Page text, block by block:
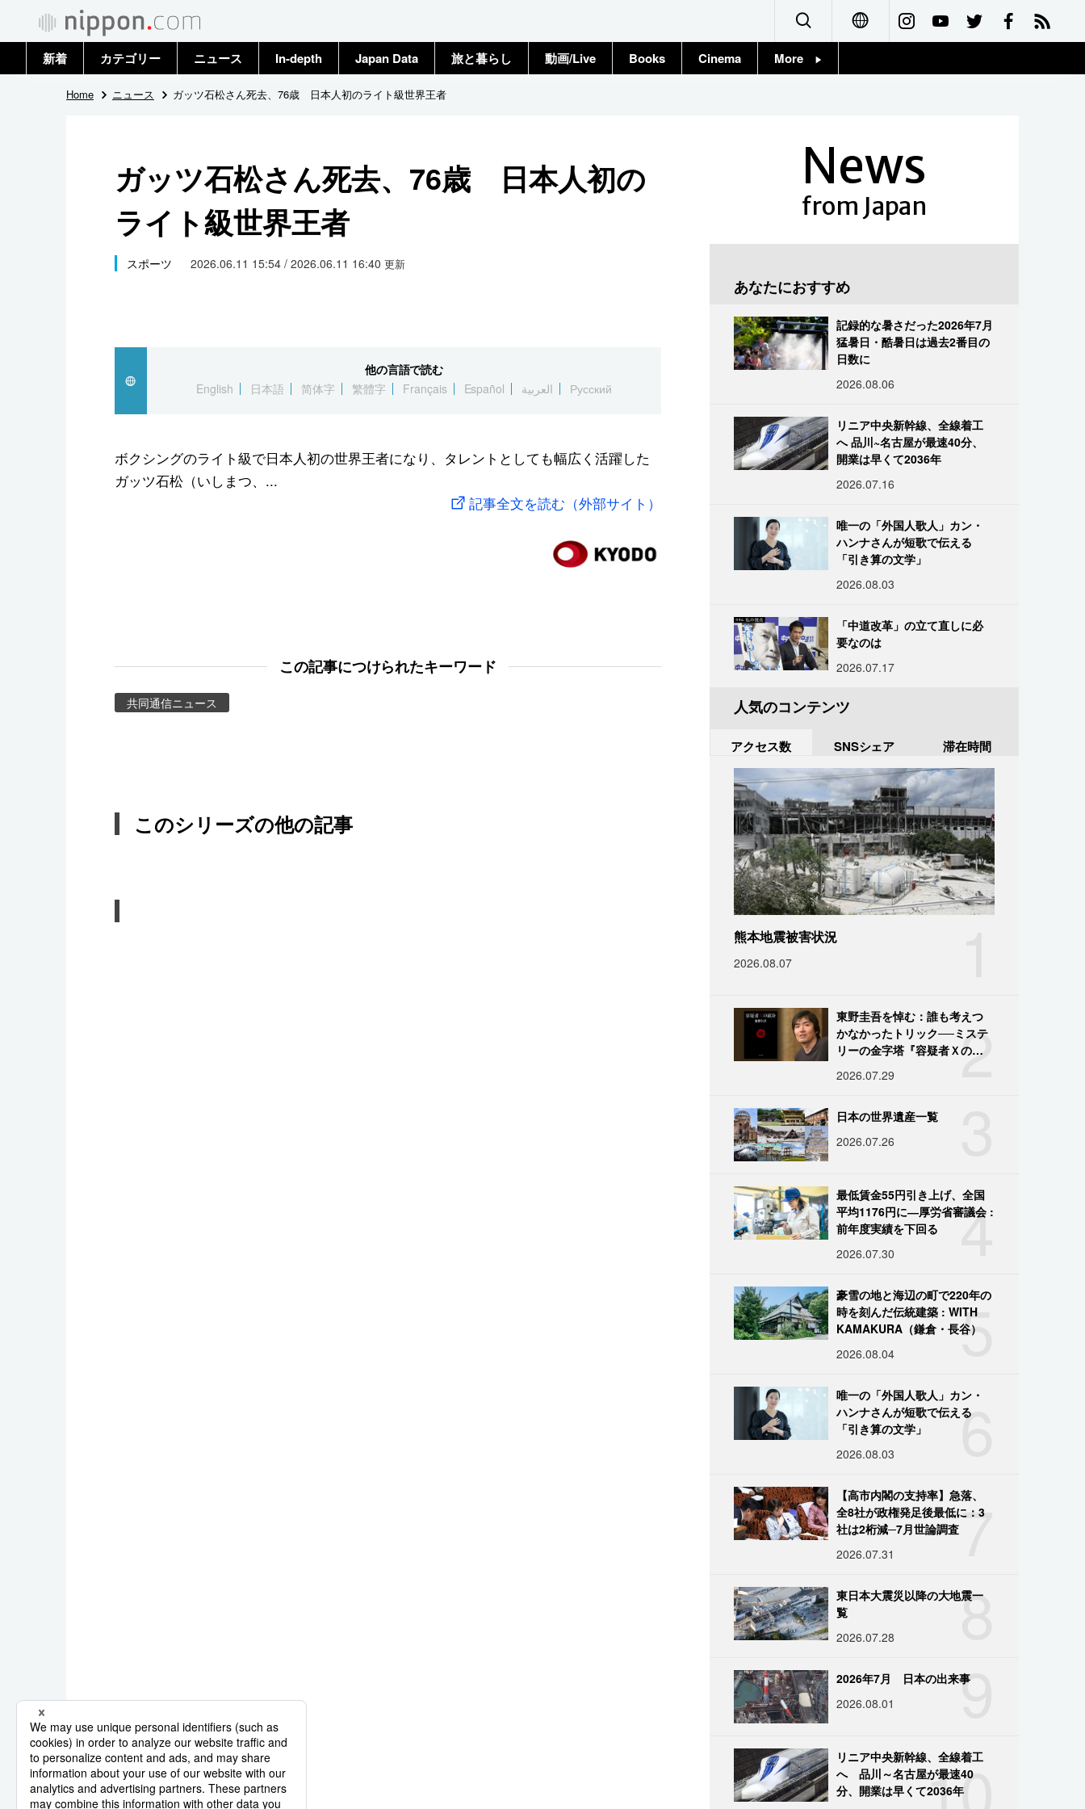
Français
新着 カテゴリー
政治・外交
国際
社会
文化
スポーツ・東京2020
ニュース
トップ
In-depth Japan Data 旅と暮らし 動画/Live Books Cinema More
Home ニュース ガッツ石松さん死去、76歳 日本人初のライト級世界王者
ガッツ石松さん死去、76歳 日本人初の
ライト級世界王者
スポーツ 2026.06.11 15:54 / 2026.06.11 16:40 更新
他の言語で読む
English
日本語 简体字 繁體字 Français Español العربية Русский
ボクシングのライト級で日本人初の世界王者になり、タレントとしても幅広く活躍した
ガッツ石松（いしまつ、...
記事全文を読む（外部サイト）
この記事につけられたキーワード
共同通信ニュース
このシリーズの他の記事
News
from Japan
あなたにおすすめ
記録的な暑さだった2026年7月
猛暑日・酷暑日は過去2番目の
日数に
2026.08.06
リニア中央新幹線、全線着工
へ 品川~名古屋が最速40分、
開業は早くて2036年
2026.07.16
唯一の「外国人歌人」カン・
ハンナさんが短歌で伝える
「引き算の文学」
2026.08.03
「中道改革」の立て直しに必
要なのは
2026.07.17
人気のコンテンツ
アクセス数 SNSシェア 滞在時間
熊本地震被害状況
2026.08.07
2
東野圭吾を悼む：誰も考えつ
かなかったトリック──ミステ
リーの金字塔『容疑者Ｘの献
2026.07.29
日本の世界遺産一覧
2026.07.26
4
最低賃金55円引き上げ、全国
平均1176円に―厚労省審議会 :
前年度実績を下回る
2026.07.30
5
豪雪の地と海辺の町で220年の
時を刻んだ伝統建築 : WITH
KAMAKURA（鎌倉・長谷）
2026.08.04
6
唯一の「外国人歌人」カン・
ハンナさんが短歌で伝える
「引き算の文学」
2026.08.03
7
【高市内閣の支持率】急落、
全8社が政権発足後最低に：3
社は2桁減─7月世論調査
2026.07.31
8
東日本大震災以降の大地震一
覧
2026.07.28
9
2026年7月 日本の出来事
2026.08.01
10
リニア中央新幹線、全線着工
へ 品川～名古屋が最速40
分、開業は早くて2036年